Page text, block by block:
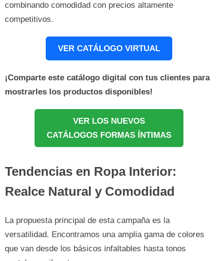
combinando comodidad con precios altamente
competitivos.
VER CATÁLOGO VIRTUAL
¡Comparte este catálogo digital con tus clientes para
mostrarles los productos disponibles!
VER LOS NUEVOS
CATÁLOGOS FORMAS ÍNTIMAS
Tendencias en Ropa Interior:
Realce Natural y Comodidad
La propuesta principal de esta campaña es la
versatilidad. Encontramos una amplia gama de colores
que van desde los básicos infaltables hasta tonos